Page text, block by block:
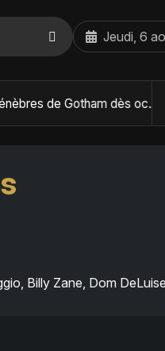
Jeudi, 6
The Batman : Part II – Robert Pattinson replonge dans les ténèbres de Gotham dès octobre 2027
Billy Zane, Dom DeLuise